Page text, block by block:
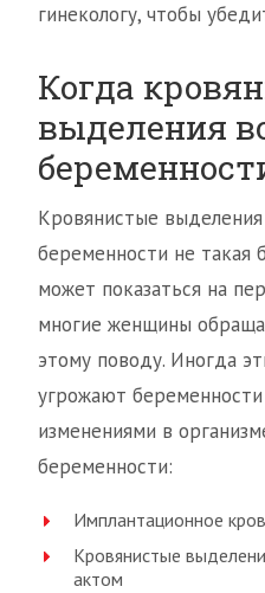
гинекологу, чтобы
Когда
выделения
Кровянистые
беременности не такая
может показаться на
многие женщины
этому поводу. Иногда
угрожают беременности
изменениями в
беременности:
Имплантационное
Кровянистые
актом